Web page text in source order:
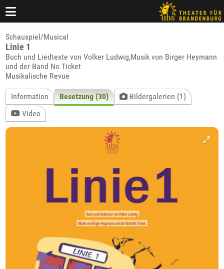
Schauspiel/Musical
Linie 1
Buch und Liedtexte von Volker Ludwig,Musik von Birger Heymann
und der Band No Ticket
Musikalische Revue
Information Besetzung (30)
Bildergalerien (1)
Video